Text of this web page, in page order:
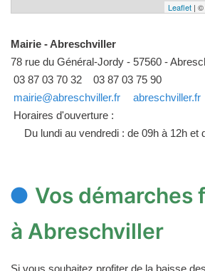
Leaflet | ©
Mairie - Abreschviller
78 rue du Général-Jordy - 57560 -
03 87 03 70 32
03 87 03 75 90
mairie@abreschviller.fr
abreschviller.fr
Horaires d'ouverture :
Du lundi au vendredi : de 09h à 12h et
Vos démarches
à Abreschviller
Si vous souhaitez profiter de la baisse